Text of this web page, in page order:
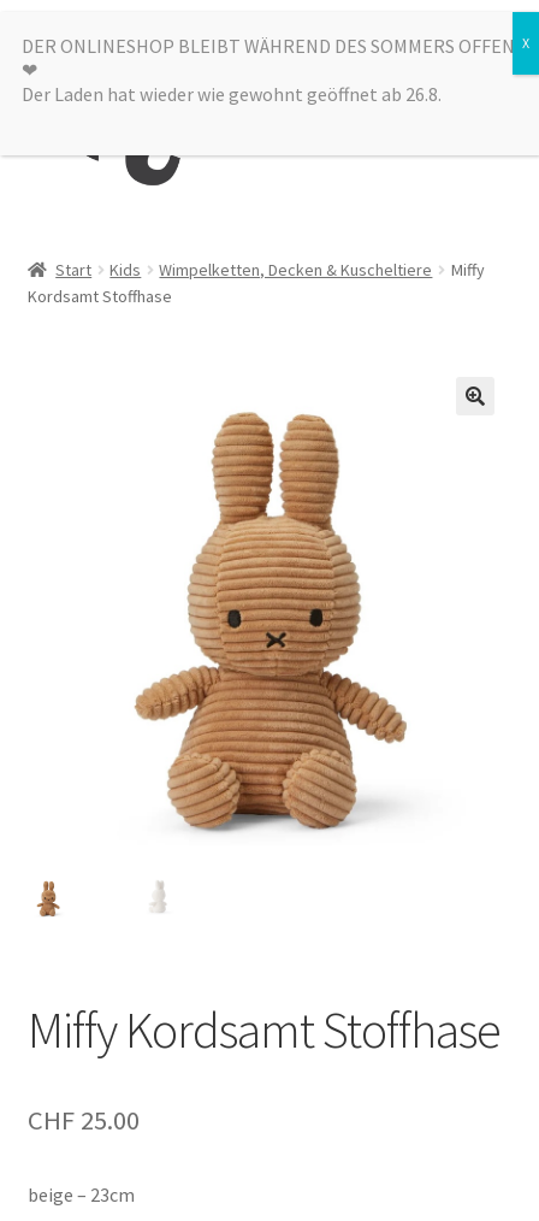
Zur
Navigation
springen
Zum
Inhalt
springen
Menü
Alle Produkte
Start Kids Wimpelketten, Decken & Kuscheltiere
Miffy
Kordsamt Stoffhase
Miffy Kordsamt Stoffhase
CHF25.00
beige – 23cm
DER ONLINESHOP BLEIBT WÄHREND DES SOMMERS OFFEN
❤︎
Der Laden hat wieder wie gewohnt geöffnet ab 26.8.